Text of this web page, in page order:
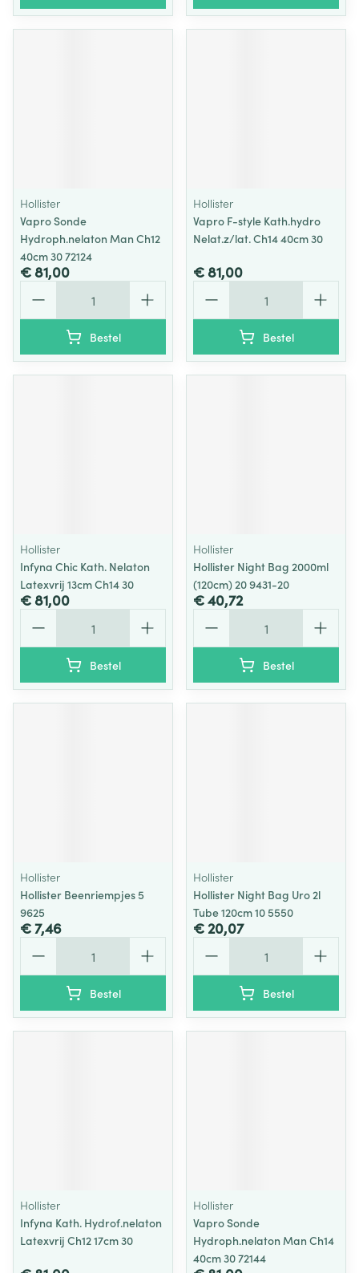
Hollister
Vapro Sonde
Hydroph.nelaton Man Ch12
40cm 30 72124
€ 81,00
Bestel
Hollister
Vapro F-style Kath.hydro
Nelat.z/lat. Ch14 40cm 30
€ 81,00
Bestel
Hollister
Infyna Chic Kath. Nelaton
Latexvrij 13cm Ch14 30
€ 81,00
Bestel
Hollister
Hollister Night Bag 2000ml
(120cm) 20 9431-20
€ 40,72
Bestel
Hollister
Hollister Beenriempjes 5
9625
€ 7,46
Bestel
Hollister
Hollister Night Bag Uro 2l
Tube 120cm 10 5550
€ 20,07
Bestel
Hollister
Infyna Kath. Hydrof.nelaton
Latexvrij Ch12 17cm 30
Hollister
Vapro Sonde
Hydroph.nelaton Man Ch14
40cm 30 72144